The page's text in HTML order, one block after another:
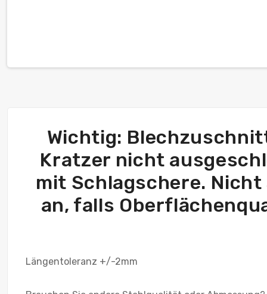
Wichtig:
Kratzer nicht
mit Schlagschere.
an, falls
Längentoleranz +/-2mm